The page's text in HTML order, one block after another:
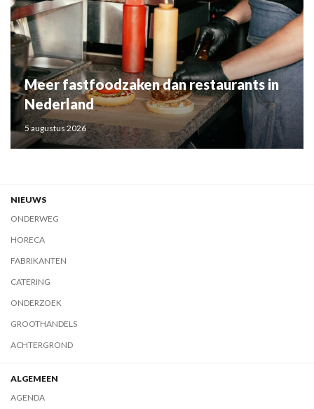
Meer fastfoodzaken dan restaurants in
Nederland
5 augustus 2026
NIEUWS
ONDERWEG
HORECA
FABRIKANTEN
CATERING
ONDERZOEK
GROOTHANDELS
ACHTERGROND
ALGEMEEN
AGENDA